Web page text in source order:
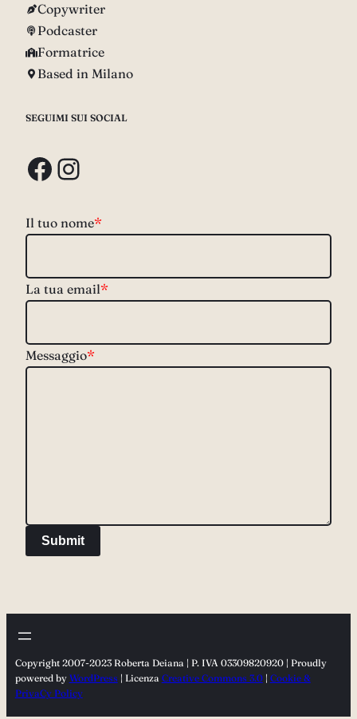
Copywriter
Podcaster
Formatrice
Based in Milano
SEGUIMI SUI SOCIAL
Facebook
Instagram
Il tuo nome*
La tua email*
Messaggio*
Submit
Copyright 2007-2023 Roberta Deiana | P. IVA 03309820920 | Proudly
powered by WordPress | Licenza Creative Commons 3.0| Cookie &
PrivaCy Policy